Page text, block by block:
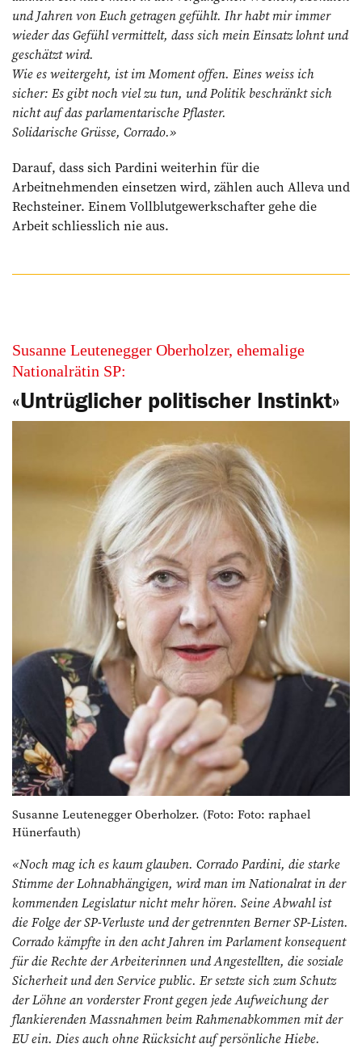
und Jahren von Euch getragen gefühlt. Ihr habt mir immer
wieder das Gefühl vermittelt, dass sich mein Einsatz lohnt und
geschätzt wird.
Wie es weitergeht, ist im Moment offen. Eines weiss ich
sicher: Es gibt noch viel zu tun, und Politik beschränkt sich
nicht auf das parlamentarische Pflaster.
Solidarische Grüsse, Corrado.»
Darauf, dass sich Pardini weiterhin für die
Arbeitnehmenden einsetzen wird, zählen auch Alleva und
Rechsteiner. Einem Vollblutgewerkschafter gehe die
Arbeit schliesslich nie aus.
Susanne Leutenegger Oberholzer, ehemalige
Nationalrätin SP:
«Untrüglicher politischer Instinkt»
Susanne Leutenegger Oberholzer. (Foto: Foto: raphael
Hünerfauth)
«Noch mag ich es kaum glauben. Corrado Pardini, die starke
Stimme der Lohnabhängigen, wird man im Nationalrat in der
kommenden Legislatur nicht mehr hören. Seine Abwahl ist
die Folge der SP-Verluste und der getrennten Berner SP-Listen.
Corrado kämpfte in den acht Jahren im Parlament konsequent
für die Rechte der Arbeiterinnen und Angestellten, die soziale
Sicherheit und den Service public. Er setzte sich zum Schutz
der Löhne an vorderster Front gegen jede Aufweichung der
flankierenden Massnahmen beim Rahmenabkommen mit der
EU ein. Dies auch ohne Rücksicht auf persön­liche Hiebe.